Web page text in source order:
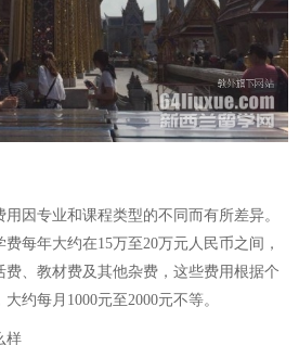
因专业和课程类型的不同而有所差异。
每年大约在15万至20万元人民币之间，
费、教材费及其他杂费，这些费用根据个
约每月1000元至2000元不等。
样